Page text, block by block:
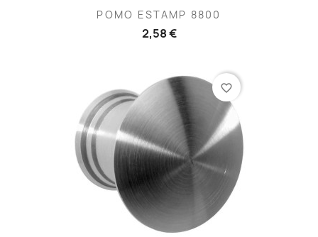
POMO ESTAMP 8800
2,58 €
favorite_border